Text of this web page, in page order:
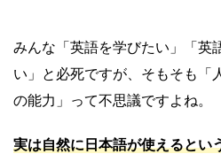
みんな「英語を学びたい」「英
い」と必死ですが、そもそも「
の能力」って不思議ですよね。
実は自然に日本語が使えるとい